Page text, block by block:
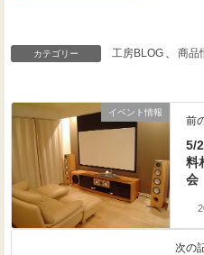
カテゴリー 工房BLOG 商品
イベント情報
前
5/
料
会
次の